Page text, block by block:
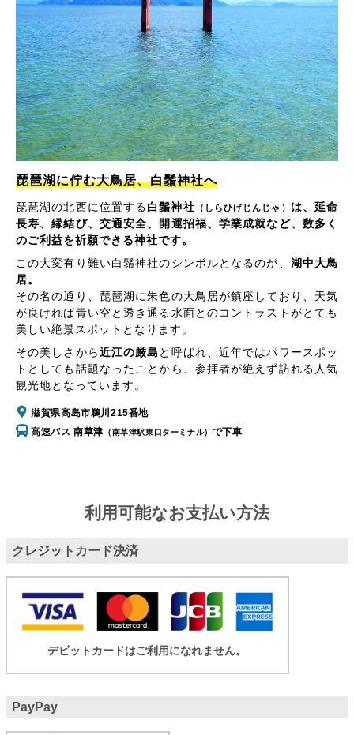
琵琶湖に佇む大鳥居、白鬚神社へ
琵琶湖の北西に位置する白鬚神社 （しらひげじんじゃ）
は、延命
長寿、縁結び、交通安全、開運招福、学業成就など、数多く
のご利益を祈願できる神社です。
この大変有り難い白鬚神社のシンボルとなるのが、 湖中大鳥
居。
その名の通り、琵琶湖に朱色の大鳥居が鎮座しており、天気
が良ければ青い空と透き通る水面とのコントラストがとても
美しい絶景スポットとなります。
その美しさから近江の厳島 と呼ばれ、近年ではパワースポッ
トとしても話題なったことから、参拝者が絶えず訪れる人気
観光地となっています。
滋賀県高島市鵜川215番地
高速バス 南草津 （南草津駅東口ターミナル） で下車
利用可能なお支払い方法
クレジットカード決済
デビットカードはご利用になれません。
PayPay